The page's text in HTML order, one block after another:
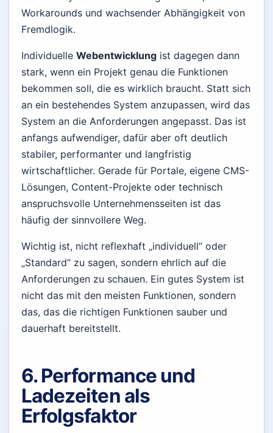
Workarounds und wachsender Abhängigkeit von
Fremdlogik.
Individuelle Webentwicklung ist dagegen dann
stark, wenn ein Projekt genau die Funktionen
bekommen soll, die es wirklich braucht. Statt sich
an ein bestehendes System anzupassen, wird das
System an die Anforderungen angepasst. Das ist
anfangs aufwendiger, dafür aber oft deutlich
stabiler, performanter und langfristig
wirtschaftlicher. Gerade für Portale, eigene CMS-
Lösungen, Content-Projekte oder technisch
anspruchsvolle Unternehmensseiten ist das
häufig der sinnvollere Weg.
Wichtig ist, nicht reflexhaft „individuell“ oder
„Standard“ zu sagen, sondern ehrlich auf die
Anforderungen zu schauen. Ein gutes System ist
nicht das mit den meisten Funktionen, sondern
das, das die richtigen Funktionen sauber und
dauerhaft bereitstellt.
6. Performance und
Ladezeiten als
Erfolgsfaktor